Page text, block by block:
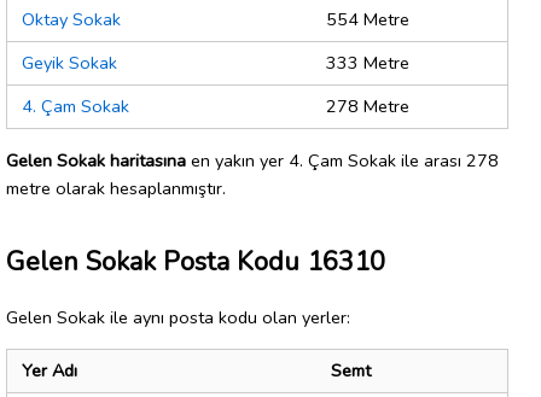
Oktay Sokak
554 Metre
Geyik Sokak
333 Metre
4. Çam Sokak
278 Metre
Gelen Sokak haritasına en yakın yer 4. Çam Sokak ile arası 278
metre olarak hesaplanmıştır.
Gelen Sokak Posta Kodu 16310
Gelen Sokak ile aynı posta kodu olan yerler:
Yer Adı
Semt